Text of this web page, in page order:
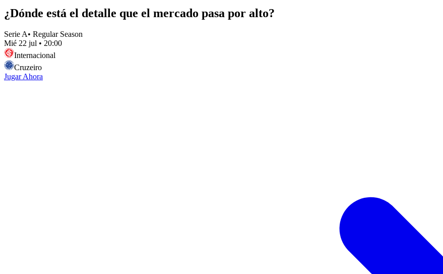
¿Dónde está el detalle que el mercado pasa por alto?
Serie A• Regular Season
Mié 22 jul • 20:00
Internacional
Cruzeiro
Jugar Ahora